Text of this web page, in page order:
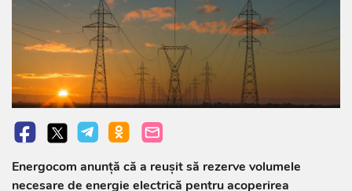
Energocom anunță că a reușit să rezerve volumele
necesare de energie electrică pentru acoperirea